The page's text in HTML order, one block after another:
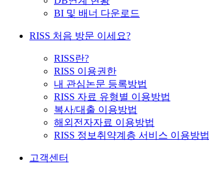
BI 및 배너 다운로드
RISS 처음 방문 이세요?
RISS란?
RISS 이용권한
내 관심논문 등록방법
RISS 자료 유형별 이용방법
복사/대출 이용방법
해외전자자료 이용방법
RISS 정보취약계층 서비스 이용방법
고객센터